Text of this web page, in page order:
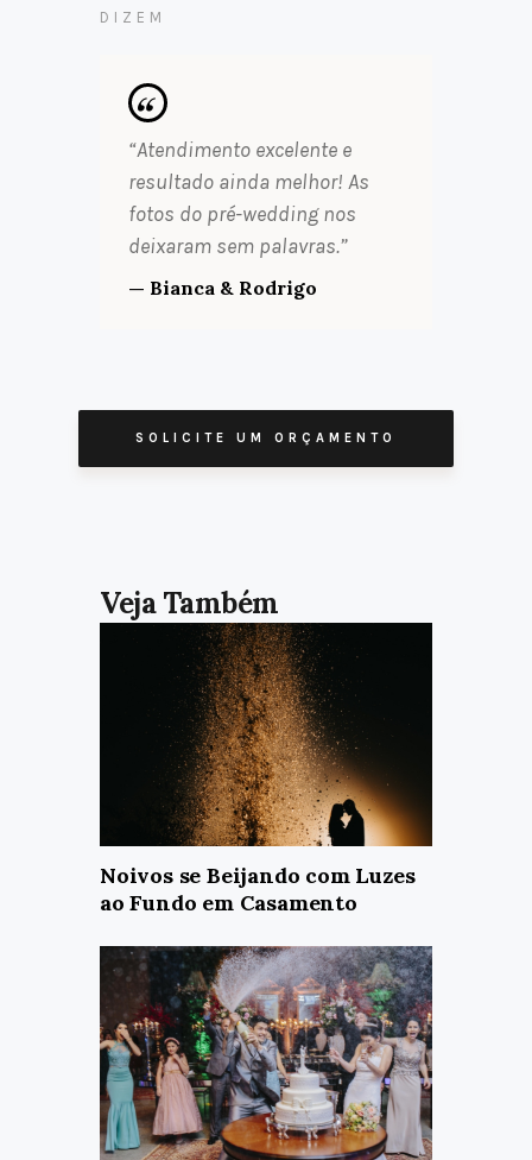
DIZEM
“Atendimento excelente e
resultado ainda melhor! As
fotos do pré-wedding nos
deixaram sem palavras.”
— Bianca & Rodrigo
SOLICITE UM ORÇAMENTO
Noivos se Beijando com Luzes
ao Fundo em Casamento